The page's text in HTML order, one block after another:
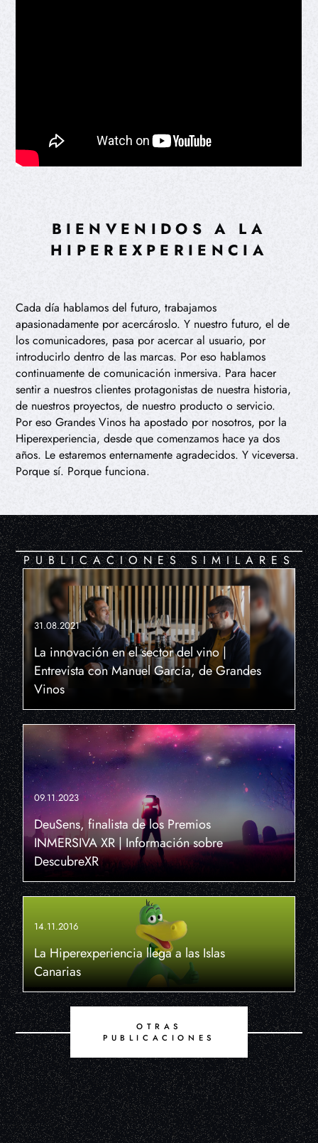
BIENVENIDOS A LA
HIPEREXPERIENCIA
Cada día hablamos del futuro, trabajamos
apasionadamente por acercároslo. Y nuestro futuro, el de
los comunicadores, pasa por acercar al usuario, por
introducirlo dentro de las marcas. Por eso hablamos
continuamente de comunicación inmersiva. Para hacer
sentir a nuestros clientes protagonistas de nuestra historia,
de nuestros proyectos, de nuestro producto o servicio.
Por eso Grandes Vinos ha apostado por nosotros, por la
Hiperexperiencia, desde que comenzamos hace ya dos
años. Le estaremos enternamente agradecidos. Y viceversa.
Porque sí. Porque funciona.
PUBLICACIONES SIMILARES
31.08.2021
La innovación en el sector del vino |
Entrevista con Manuel García, de Grandes
Vinos
09.11.2023
DeuSens, finalista de los Premios
INMERSIVA XR | Información sobre
DescubreXR
14.11.2016
La Hiperexperiencia llega a las Islas
Canarias
OTRAS
PUBLICACIONES